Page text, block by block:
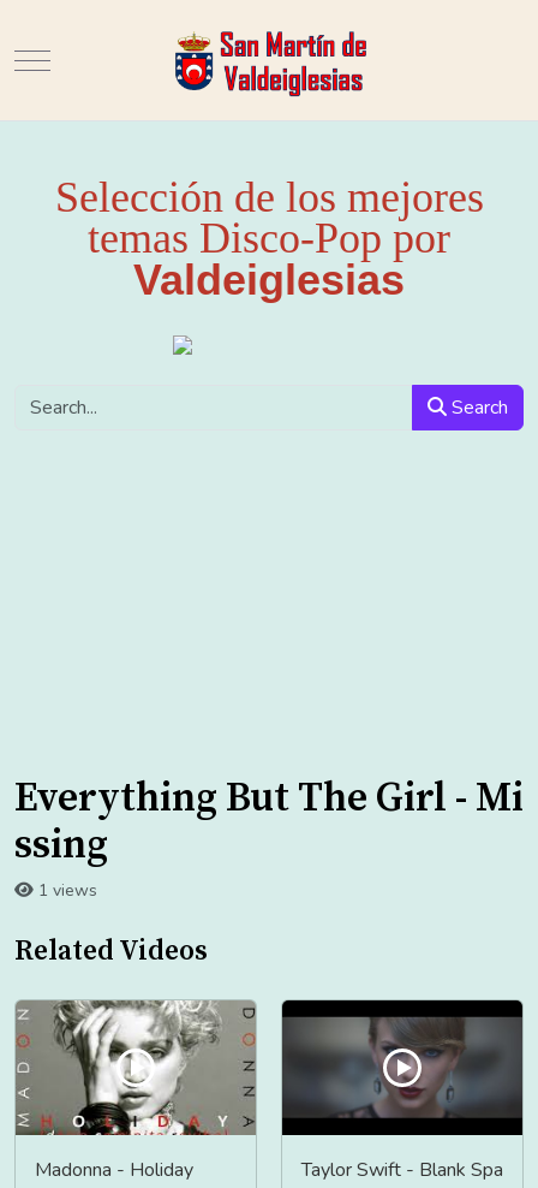
Mobile Menu Toggle
Selección de los mejores
temas Disco-Pop por
Valdeiglesias
Search
Everything But The Girl - Mi
ssing
1 views
Related Videos
Madonna - Holiday
Taylor Swift - Blank Spa